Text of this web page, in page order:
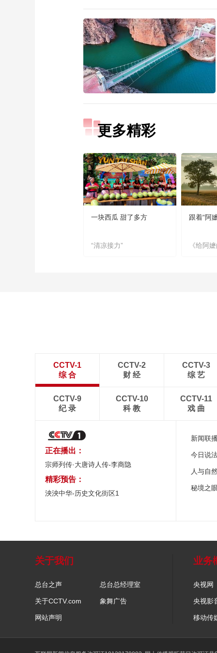
更多精彩
一块西瓜 甜了多方
“清凉接力”
跟着“阿
《给阿
CCTV-1
综 合
CCTV-2
财 经
CCTV-3
综 艺
CCTV-9
纪 录
CCTV-10
科 教
CCTV-11
戏 曲
正在播出：
宗师列传·大唐诗人传-李商隐
精彩预告：
泱泱中华-历史文化街区1
新闻联
今日说
人与自
秘境之
关于我们
总台之声 总台总经理室
关于CCTV.com 象舞广告
网站声明
业务
央视网
央视影
移动传